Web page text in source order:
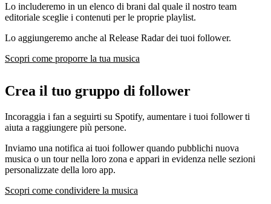
Lo includeremo in un elenco di brani dal quale il nostro team
editoriale sceglie i contenuti per le proprie playlist.
Lo aggiungeremo anche al Release Radar dei tuoi follower.
Scopri come proporre la tua musica
Crea il tuo gruppo di follower
Incoraggia i fan a seguirti su Spotify, aumentare i tuoi follower ti
aiuta a raggiungere più persone.
Inviamo una notifica ai tuoi follower quando pubblichi nuova
musica o un tour nella loro zona e appari in evidenza nelle sezioni
personalizzate della loro app.
Scopri come condividere la musica